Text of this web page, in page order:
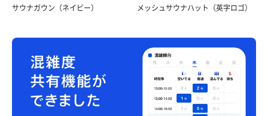
サウナガウン（ネイビー） メッシュサウナハット（英字ロゴ）